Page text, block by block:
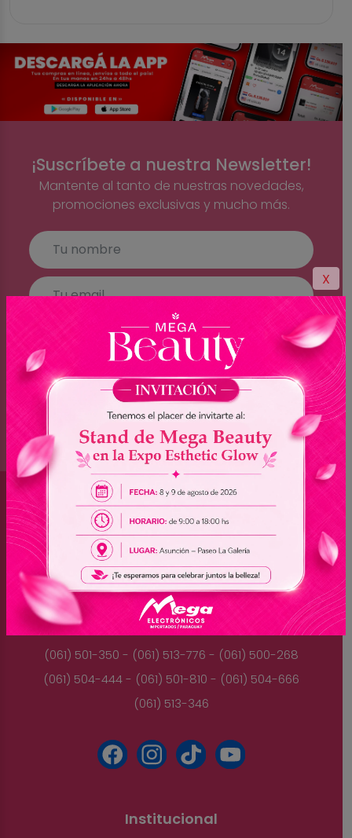
X
¡Suscríbete a nuestra Newsletter!
Mantente al tanto de nuestras novedades,
promociones exclusivas y mucho más.
Brasil
(045) 3528-9053 - (045) 3528-8462
(045) 3025-7072 - (045) 3025-7736
(045) 3025-7713
Paraguay
(061) 501-350 - (061) 513-776 - (061) 500-268
(061) 504-444 - (061) 501-810 - (061) 504-666
(061) 513-346
Institucional